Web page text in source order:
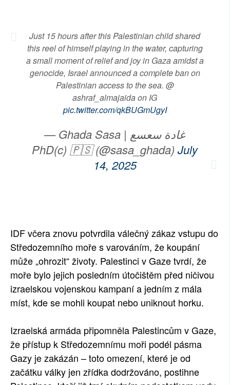
Just 15 hours after this Palestinian child shared
this reel of himself playing in the water, capturing
a small moment of relief and joy in Gaza amidst a
genocide, Israel announced a complete ban on
Palestinian access to the sea. @
ashraf_almajaida on IG
pic.twitter.com/qkBUGmUgyI
— Ghada Sasa | غادة سعسع
PhD(c) 🇵🇸 (@sasa_ghada) July
14, 2025
IDF včera znovu potvrdila válečný zákaz vstupu do
Středozemního moře s varováním, že koupání
může „ohrozit“ životy. Palestinci v Gaze tvrdí, že
moře bylo jejich posledním útočištěm před ničivou
izraelskou vojenskou kampaní a jedním z mála
míst, kde se mohli koupat nebo uniknout horku.
Izraelská armáda připomněla Palestincům v Gaze,
že přístup k Středozemnímu moři podél pásma
Gazy je zakázán – toto omezení, které je od
začátku války jen zřídka dodržováno, postihne